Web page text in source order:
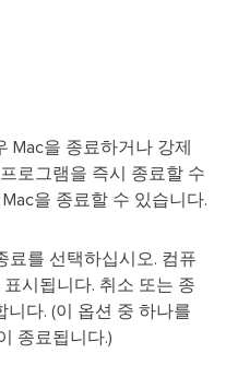
Mac을 종료하거나 강제
로그램을 즉시 종료할 수
을 종료할 수 있습니다.
료를 선택하십시오. 컴퓨
시됩니다. 취소 또는 종
니다. (이 옵션 중 하나를
종료됩니다.)